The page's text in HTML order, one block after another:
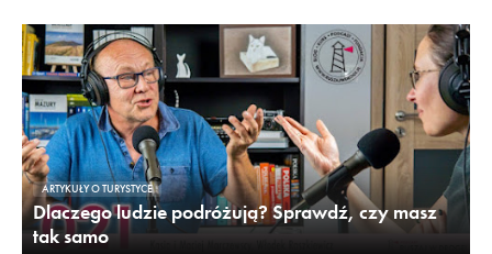
ARTYKUŁY O TURYSTYCE
Dlaczego ludzie podróżują? Sprawdź, czy masz
tak samo